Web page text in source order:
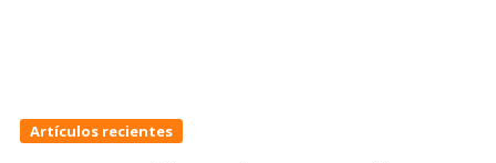
Artículos recientes